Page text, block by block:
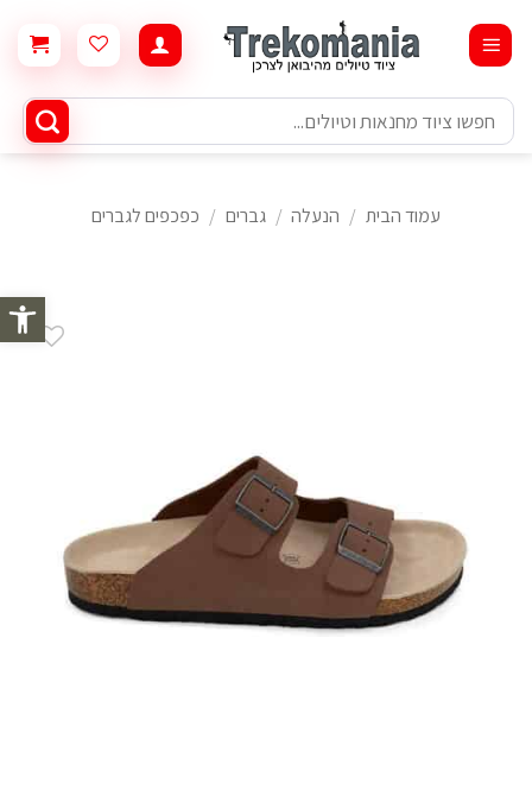
פתח
content
חיפוש
עבור:
עמוד הבית / הנעלה / גברים / כפכפים לגברים